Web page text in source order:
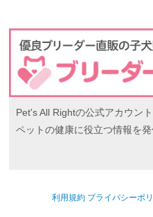
Pet's All Rightの公式アカウント
ペットの健康に役立つ情報を発
利用規約 プライバシーポ